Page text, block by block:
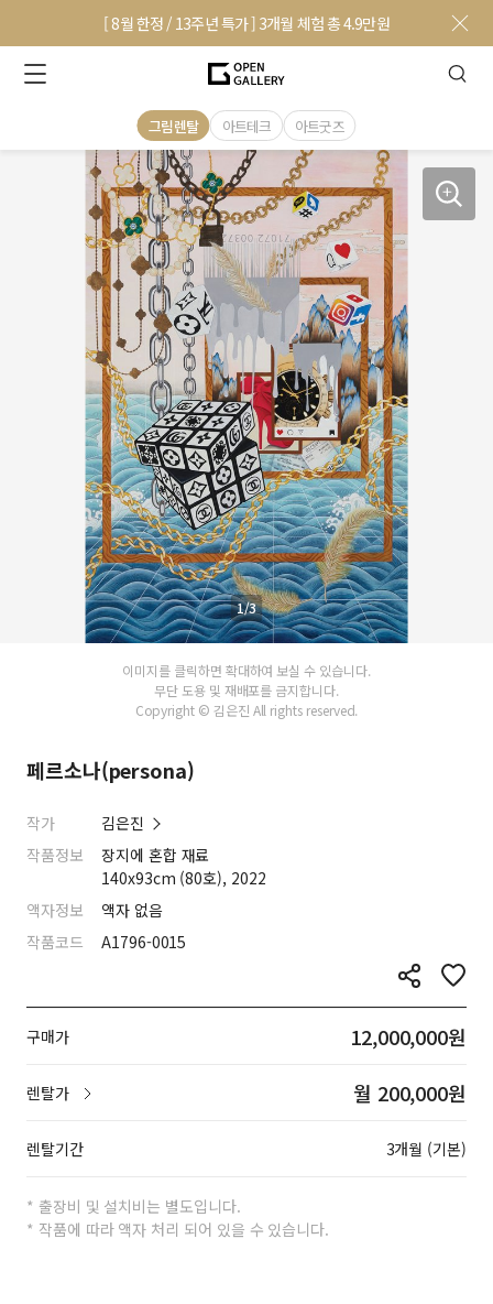
[ 8월 한정 / 13주년 특가 ] 3개월 체험 총 4.9만원
그림렌탈 아트테크 아트굿즈
1/3
이미지를 클릭하면 확대하여 보실 수 있습니다.
무단 도용 및 재배포를 금지합니다.
Copyright © 김은진 All rights reserved.
페르소나(persona)
작가
김은진
작품정보
장지에 혼합 재료
140x93cm (80호), 2022
액자정보
액자 없음
작품코드
A1796-0015
구매가 12,000,000원
렌탈가 월 200,000원
렌탈기간 3개월 (기본)
* 출장비 및 설치비는 별도입니다.
* 작품에 따라 액자 처리 되어 있을 수 있습니다.